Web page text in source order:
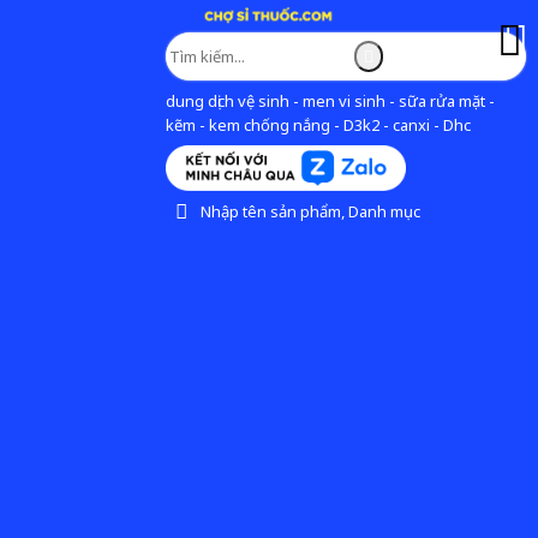
dung dịch vệ sinh - men vi sinh - sữa rửa mặt -
kẽm - kem chống nắng - D3k2 - canxi - Dhc
Nhập tên sản phẩm, Danh mục